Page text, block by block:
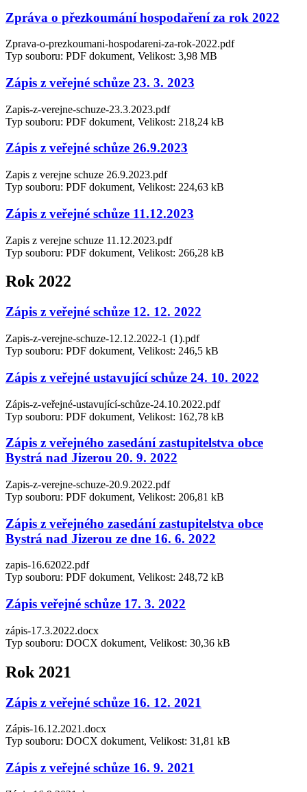
Zpráva o přezkoumání hospodaření za rok 2022
Zprava-o-prezkoumani-hospodareni-za-rok-2022.pdf
Typ souboru: PDF dokument, Velikost: 3,98 MB
Zápis z veřejné schůze 23. 3. 2023
Zapis-z-verejne-schuze-23.3.2023.pdf
Typ souboru: PDF dokument, Velikost: 218,24 kB
Zápis z veřejné schůze 26.9.2023
Zapis z verejne schuze 26.9.2023.pdf
Typ souboru: PDF dokument, Velikost: 224,63 kB
Zápis z veřejné schůze 11.12.2023
Zapis z verejne schuze 11.12.2023.pdf
Typ souboru: PDF dokument, Velikost: 266,28 kB
Rok 2022
Zápis z veřejné schůze 12. 12. 2022
Zapis-z-verejne-schuze-12.12.2022-1 (1).pdf
Typ souboru: PDF dokument, Velikost: 246,5 kB
Zápis z veřejné ustavující schůze 24. 10. 2022
Zápis-z-veřejné-ustavující-schůze-24.10.2022.pdf
Typ souboru: PDF dokument, Velikost: 162,78 kB
Zápis z veřejného zasedání zastupitelstva obce
Bystrá nad Jizerou 20. 9. 2022
Zapis-z-verejne-schuze-20.9.2022.pdf
Typ souboru: PDF dokument, Velikost: 206,81 kB
Zápis z veřejného zasedání zastupitelstva obce
Bystrá nad Jizerou ze dne 16. 6. 2022
zapis-16.62022.pdf
Typ souboru: PDF dokument, Velikost: 248,72 kB
Zápis veřejné schůze 17. 3. 2022
zápis-17.3.2022.docx
Typ souboru: DOCX dokument, Velikost: 30,36 kB
Rok 2021
Zápis z veřejné schůze 16. 12. 2021
Zápis-16.12.2021.docx
Typ souboru: DOCX dokument, Velikost: 31,81 kB
Zápis z veřejné schůze 16. 9. 2021